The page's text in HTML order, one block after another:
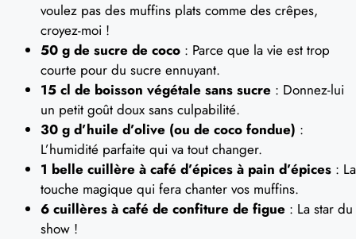
voulez pas des muffins plats comme des crêpes,
croyez-moi !
50 g de sucre de coco : Parce que la vie est trop
courte pour du sucre ennuyant.
15 cl de boisson végétale sans sucre : Donnez-lui
un petit goût doux sans culpabilité.
30 g d’huile d’olive (ou de coco fondue) :
L’humidité parfaite qui va tout changer.
1 belle cuillère à café d’épices à pain d’épices : La
touche magique qui fera chanter vos muffins.
6 cuillères à café de confiture de figue : La star du
show !